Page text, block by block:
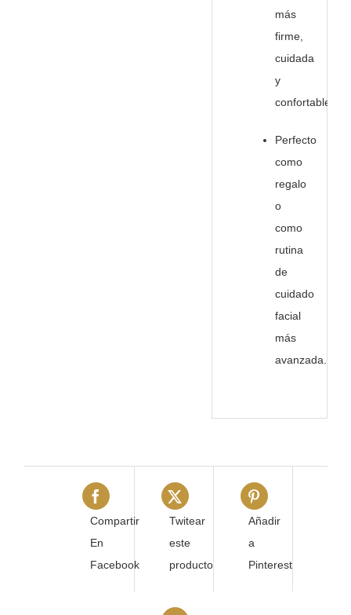
más
firme,
cuidada
y
confortable.
Perfecto
como
regalo
o
como
rutina
de
cuidado
facial
más
avanzada.
Compartir
En
Facebook
Twitear
este
producto
Añadir
a
Pinterest